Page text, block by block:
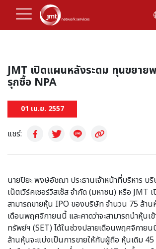
JMT เปิดแผนหลังระดม ทุนขยาย
รุกซื้อ NPA
01 เม.ย. 2557
แชร์:
นายปิยะ พงษ์อัชฌา ประธานเจ้าหน้าที่บริหาร บ
เน็ตเวิร์คเซอร์วิสเซ็ส จำกัด (มหาชน) หรือ JMT เ
สามารถขายหุ้น IPO ของบริษัท จำนวน 75 ล้าน
เดือนพฤศจิกายนนี้ และคาดว่าจะสามารถนำหุ้นเ
ทรัพย์ฯ (SET) ได้ในช่วงปลายเดือนพฤศจิกาย
ล้านหุ้นจะแบ่งเป็นการขายให้กับผู้ถือ หุ้นเดิม